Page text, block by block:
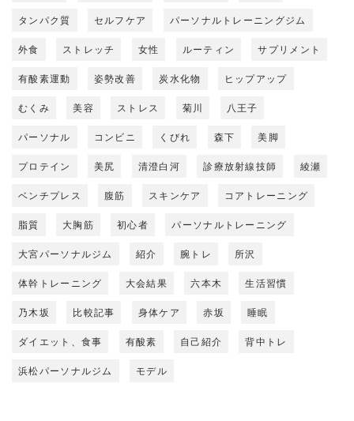
タンパク質 セルフケア パーソナルトレーニングジム
外食 ストレッチ 女性 ルーティン サプリメント
有酸素運動 姿勢改善 炭水化物 ヒップアップ
むくみ 美容 ストレス 菊川 八王子
パーソナル コンビニ くびれ 森下 美脚
プロテイン 美尻 清澄白河 診療放射線技師 綾瀬
ベンチプレス 腹筋 スキンケア コアトレーニング
脂質 大胸筋 初心者 パーソナルトレーニング
大宮パーソナルジム 紹介 腕トレ 所沢
体幹トレーニング 大会結果 六本木 生活習慣
乃木坂 比較記事 身体ケア 赤坂 睡眠
ダイエット、食事 有酸素 自己紹介 背中トレ
浜松パーソナルジム モデル